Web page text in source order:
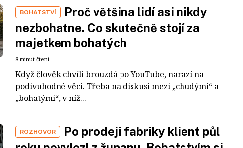
BOHATSTVÍ
Proč většina lidí asi nikdy
nezbohatne. Co skutečně stojí za
majetkem bohatých
8 minut čtení
Když člověk chvíli brouzdá po YouTube, narazí na
podivuhodné věci. Třeba na diskusi mezi „chudými“ a
„bohatými“, v níž...
ROZHOVOR
Po prodeji fabriky klient půl